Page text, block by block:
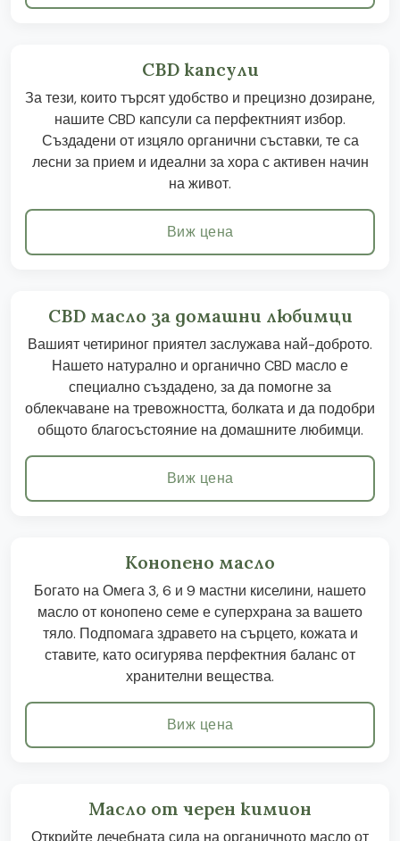
CBD капсули
За тези, които търсят удобство и прецизно дозиране,
нашите CBD капсули са перфектният избор.
Създадени от изцяло органични съставки, те са
лесни за прием и идеални за хора с активен начин
на живот.
Виж цена
CBD масло за домашни любимци
Вашият четириног приятел заслужава най-доброто.
Нашето натурално и органично CBD масло е
специално създадено, за да помогне за
облекчаване на тревожността, болката и да подобри
общото благосъстояние на домашните любимци.
Виж цена
Конопено масло
Богато на Омега 3, 6 и 9 мастни киселини, нашето
масло от конопено семе е суперхрана за вашето
тяло. Подпомага здравето на сърцето, кожата и
ставите, като осигурява перфектния баланс от
хранителни вещества.
Виж цена
Масло от черен кимион
Открийте лечебната сила на органичното масло от